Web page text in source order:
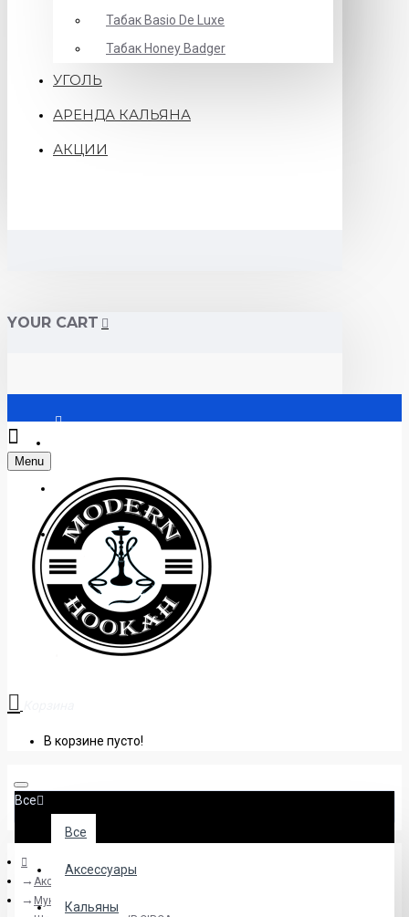
Табак Basio De Luxe
Табак Honey Badger
УГОЛЬ
АРЕНДА КАЛЬЯНА
АКЦИИ
YOUR CART
Регистрация
+38 (095) 945 04 33
Menu
В корзине пусто!
Все
Все
Аксессуары
Кальяны
Аксессуары
Мундштуки